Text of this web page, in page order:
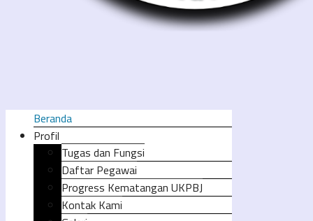
Beranda
Profil
Tugas dan Fungsi
Daftar Pegawai
Progress Kematangan UKPBJ
Kontak Kami